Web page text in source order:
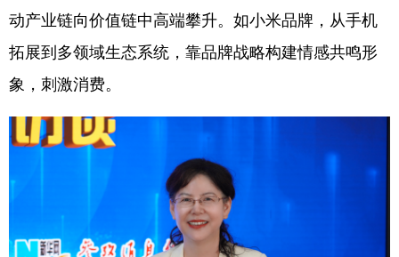
动产业链向价值链中高端攀升。如小米品牌，从手机
拓展到多领域生态系统，靠品牌战略构建情感共鸣形
象，刺激消费。